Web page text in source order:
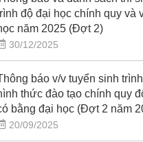
độ đại học chính quy và
năm 2025 (Đợt 2)
30/12/2025
báo v/v tuyển sinh
thức đào tạo chính quy
bằng đại học (Đợt 2 năm
20/09/2025